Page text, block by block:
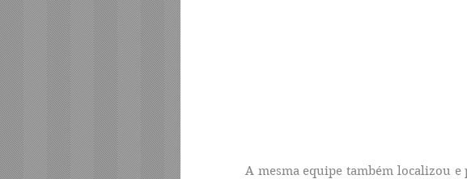
A mesma equipe também localizou e